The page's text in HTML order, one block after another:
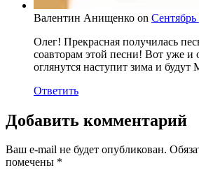
Валентин Анищенко on Сентябрь
Олег! Прекрасная получилась
соавторам этой песни! Вот уже и
оглянутся наступит зима и будут
Ответить
Добавить комментарий
Ваш e-mail не будет опубликован.
помечены *